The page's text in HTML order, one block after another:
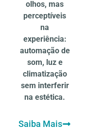
olhos, mas
perceptíveis
na
experiência:
automação de
som, luz e
climatização
sem interferir
na estética.
Saiba Mais